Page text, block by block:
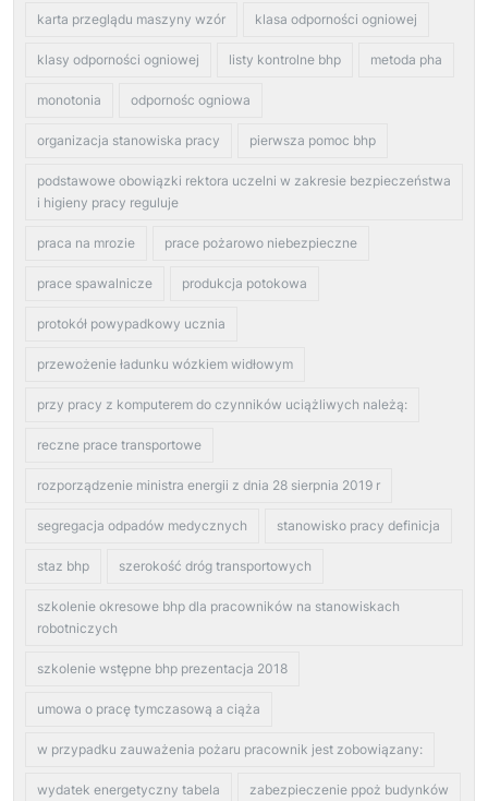
karta przeglądu maszyny wzór klasa odporności ogniowej
klasy odporności ogniowej listy kontrolne bhp metoda pha
monotonia odpornośc ogniowa
organizacja stanowiska pracy pierwsza pomoc bhp
podstawowe obowiązki rektora uczelni w zakresie bezpieczeństwa
i higieny pracy reguluje
praca na mrozie prace pożarowo niebezpieczne
prace spawalnicze produkcja potokowa
protokół powypadkowy ucznia
przewożenie ładunku wózkiem widłowym
przy pracy z komputerem do czynników uciążliwych należą:
reczne prace transportowe
rozporządzenie ministra energii z dnia 28 sierpnia 2019 r
segregacja odpadów medycznych stanowisko pracy definicja
staz bhp szerokość dróg transportowych
szkolenie okresowe bhp dla pracowników na stanowiskach
robotniczych
szkolenie wstępne bhp prezentacja 2018
umowa o pracę tymczasową a ciąża
w przypadku zauważenia pożaru pracownik jest zobowiązany:
wydatek energetyczny tabela zabezpieczenie ppoż budynków